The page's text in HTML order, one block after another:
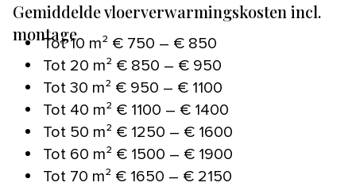
Gemiddelde vloerverwarmingskosten incl.
montage
Tot 10 m² € 750 – € 850
Tot 20 m² € 850 – € 950
Tot 30 m² € 950 – € 1100
Tot 40 m² € 1100 – € 1400
Tot 50 m² € 1250 – € 1600
Tot 60 m² € 1500 – € 1900
Tot 70 m² € 1650 – € 2150